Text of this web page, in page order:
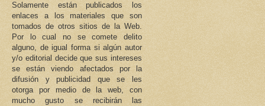
Solamente están publicados los
enlaces a los materiales que son
tomados de otros sitios de la Web.
Por lo cual no se comete delito
alguno, de igual forma si algún autor
y/o editorial decide que sus intereses
se están viendo afectados por la
difusión y publicidad que se les
otorga por medio de la web, con
mucho gusto se recibirán las